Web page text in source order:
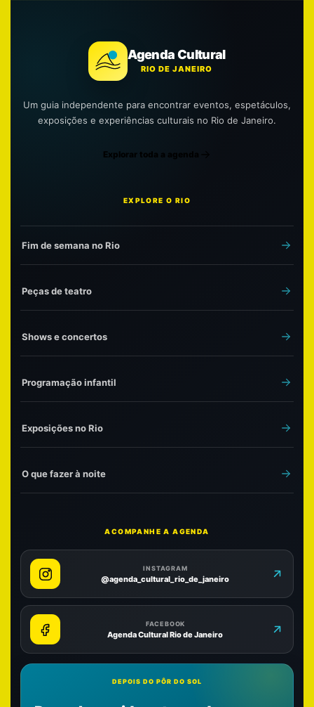
Agenda Cultural
RIO DE JANEIRO
Um guia independente para encontrar eventos, espetáculos,
exposições e experiências culturais no Rio de Janeiro.
Explorar toda a agenda
EXPLORE O RIO
Fim de semana no Rio
Peças de teatro
Shows e concertos
Programação infantil
Exposições no Rio
O que fazer à noite
ACOMPANHE A AGENDA
INSTAGRAM
@agenda_cultural_rio_de_janeiro
FACEBOOK
Agenda Cultural Rio de Janeiro
DEPOIS DO PÔR DO SOL